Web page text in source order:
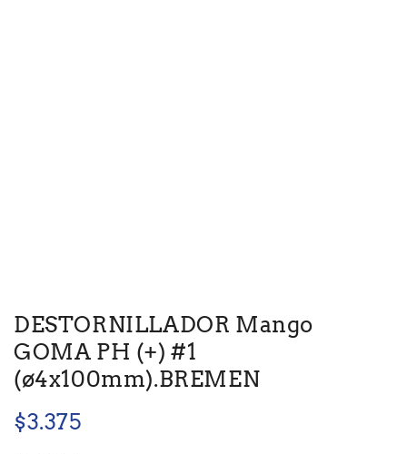
DESTORNILLADOR Mango
GOMA PH (+) #1
(ø4x100mm).BREMEN
$3.375